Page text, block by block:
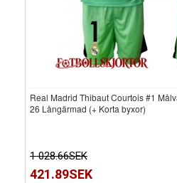
Real Madrid Thibaut Courtois #1
26 Långärmad (+ Korta byxor)
1 028.66SEK
421.89SEK